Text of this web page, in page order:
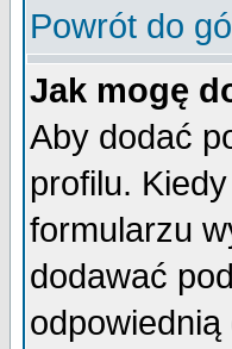
Powrót do
Jak mogę
Aby dodać
profilu.
formularzu
dodawać